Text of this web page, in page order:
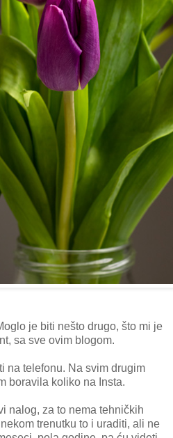
je biti nešto drugo, što mi je
sa sve ovim blogom.
na telefonu. Na svim drugim
boravila koliko na Insta.
nalog, za to nema tehničkih
trenutku to i uraditi, ali ne